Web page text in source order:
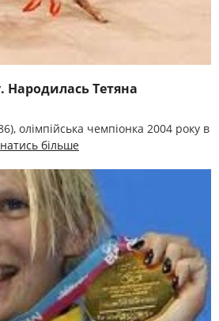
Народилась Тетяна
олімпійська чемпіонка 2004 року в
більше